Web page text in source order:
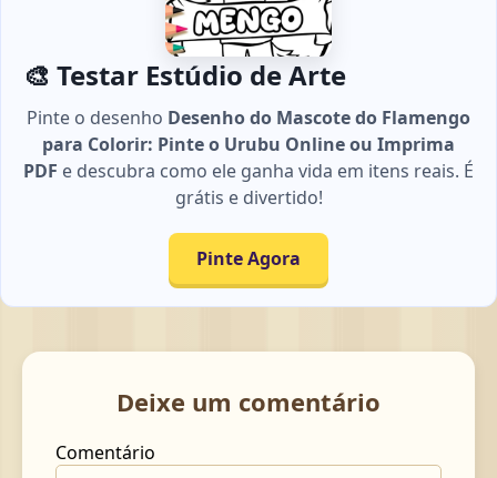
🎨 Testar Estúdio de Arte
Pinte o desenho Desenho do Mascote do Flamengo
para Colorir: Pinte o Urubu Online ou Imprima
PDF e descubra como ele ganha vida em itens reais. É
grátis e divertido!
Pinte Agora
Deixe um comentário
Comentário